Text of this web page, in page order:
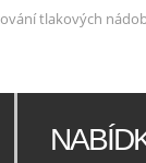
tlakových